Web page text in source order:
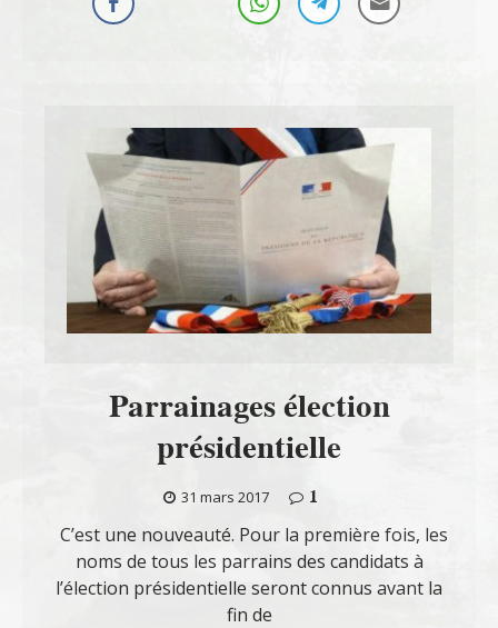
Parrainages élection
présidentielle
31 mars 2017
1
C’est une nouveauté. Pour la première fois, les
noms de tous les parrains des candidats à
l’élection présidentielle seront connus avant la
fin de